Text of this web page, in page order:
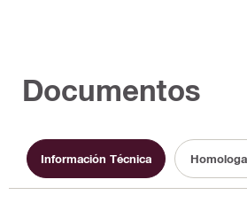
Documentos
Información Técnica